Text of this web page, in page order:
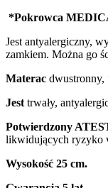
*Pokrowca
Jest antyalergiczny,
zamkiem. Można go
Materac
Jest trwały,
Potwierdzony
likwidujących ryzyko
Wysokość 25 cm.